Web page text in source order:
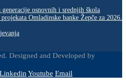
osnovnih i srednjih škola
Omladinske banke Žepče za 2026.
Designed and Developed by
Linkedin Youtube Email